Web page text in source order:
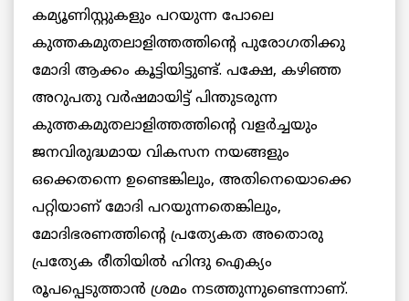
കമ്യൂണിസ്റ്റുകളും പറയുന്ന പോലെ
കുത്തകമുതലാളിത്തത്തിന്റെ പുരോഗതിക്കു
മോദി ആക്കം കൂട്ടിയിട്ടുണ്ട്. പക്ഷേ, കഴിഞ്ഞ
അറുപതു വർഷമായിട്ട് പിന്തുടരുന്ന
കുത്തകമുതലാളിത്തത്തിന്റെ വളർച്ചയും
ജനവിരുദ്ധമായ വികസന നയങ്ങളും
ഒക്കെതന്നെ ഉണ്ടെങ്കിലും, അതിനെയൊക്കെ
പറ്റിയാണ് മോദി പറയുന്നതെങ്കിലും,
മോദിഭരണത്തിന്റെ പ്രത്യേകത അതൊരു
പ്രത്യേക രീതിയിൽ ഹിന്ദു ഐക്യം
രൂപപ്പെടുത്താൻ ശ്രമം നടത്തുന്നുണ്ടെന്നാണ്.